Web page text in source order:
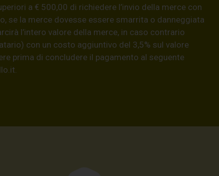
a € 500,00 di richiedere l’invio della merce con
se la merce dovesse essere smarrita o danneggiata
l’intero valore della merce, in caso contrario
con un costo aggiuntivo del 3,5% sul valore
prima di concludere il pagamento al seguente